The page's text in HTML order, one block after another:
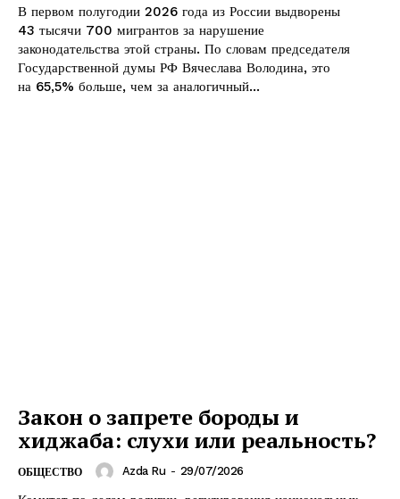
В первом полугодии 2026 года из России выдворены
43 тысячи 700 мигрантов за нарушение
законодательства этой страны. По словам председателя
Государственной думы РФ Вячеслава Володина, это
на 65,5% больше, чем за аналогичный...
Закон о запрете бороды и
хиджаба: слухи или реальность?
ОБЩЕСТВО Azda Ru - 29/07/2026